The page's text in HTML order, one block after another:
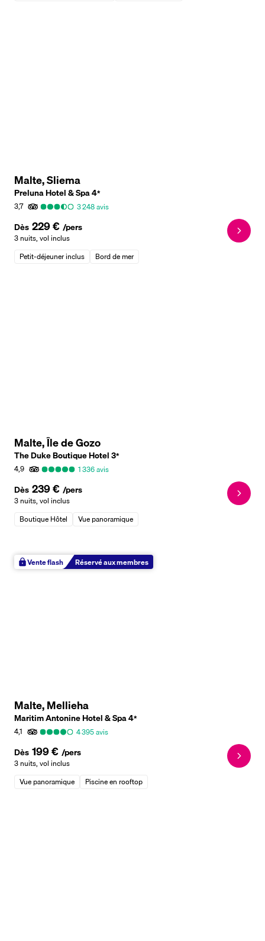
Malte, Sliema
Preluna Hotel & Spa4*
3,7
3 248avis
Dès 229 € /pers
3 nuits, vol inclus
Petit-déjeuner inclus
Bord de mer
Malte, Île de Gozo
The Duke Boutique Hotel3*
4,9
1 336avis
Dès 239 € /pers
3 nuits, vol inclus
Boutique Hôtel
Vue panoramique
Vente flash Réservé aux membres
Malte, Mellieha
Maritim Antonine Hotel & Spa4*
4,1
4 395avis
Dès 199 € /pers
3 nuits, vol inclus
Vue panoramique
Piscine en rooftop